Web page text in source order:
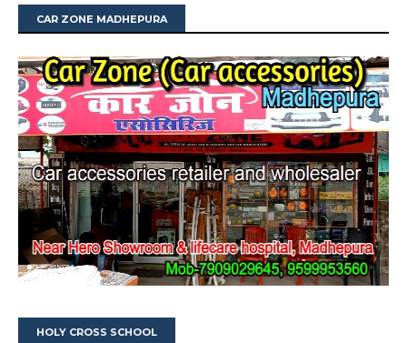
CAR ZONE MADHEPURA
HOLY CROSS SCHOOL